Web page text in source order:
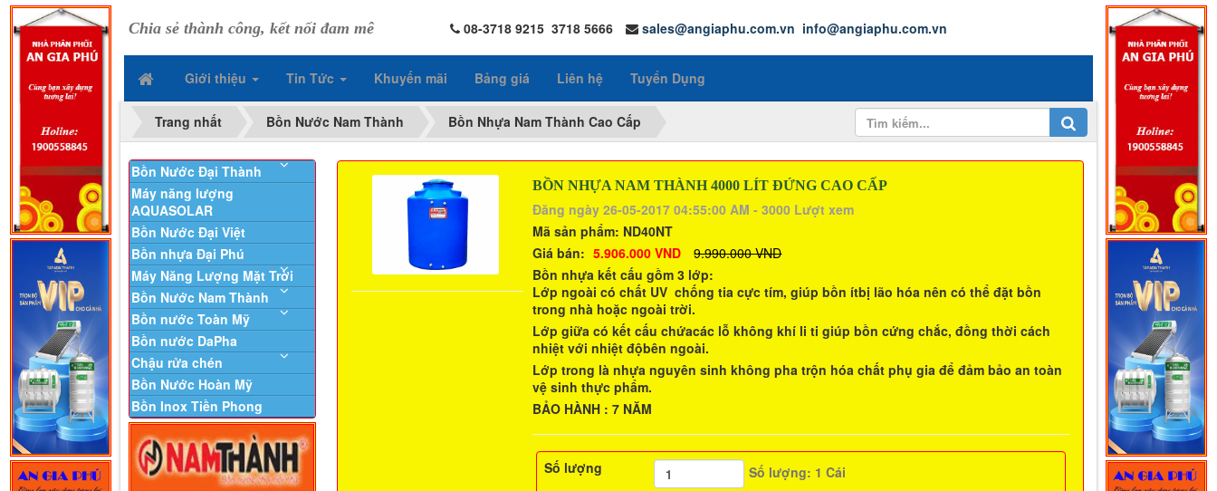
Chia sẻ thành công, kết nối đam mê 08-3718 9215 3718 5666 sales@angiaphu.com.vn info@angiaphu.com.vn
Giới thiệu Tin Tức Khuyến mãi Bảng giá Liên hệ Tuyển Dụng
Trang nhất Bồn Nước Nam Thành Bồn Nhựa Nam Thành Cao Cấp
BỒN NHỰA NAM THÀNH 4000 LÍT ĐỨNG CAO CẤP
Đăng ngày 26-05-2017 04:55:00 AM - 3000 Lượt xem
Mã sản phẩm: ND40NT
Giá bán: 5.906.000 VND
9.990.000 VND
Bồn nhựa kết cấu gồm 3 lớp:
Lớp ngoài có chất UV chống tia cực tím, giúp bồn ítbị lão hóa nên có thể đặt bồn
trong nhà hoặc ngoài trời.
Lớp giữa có kết cấu chứacác lỗ không khí li ti giúp bồn cứng chắc, đồng thời cách
nhiệt với nhiệt độbên ngoài.
Lớp trong là nhựa nguyên sinh không pha trộn hóa chất phụ gia để đảm bảo an toàn
vệ sinh thực phẩm.
BẢO HÀNH : 7 NĂM
Số lượng Số lượng: 1 Cái
Bồn Nước Đại Thành
Máy năng lượng
AQUASOLAR
Bồn Nước Đại Việt
Bồn nhựa Đại Phú
Máy Năng Lượng Mặt Trời
Bồn Nước Nam Thành
Bồn nước Toàn Mỹ
Bồn nước DaPha
Chậu rửa chén
Bồn Nước Hoàn Mỹ
Bồn Inox Tiền Phong